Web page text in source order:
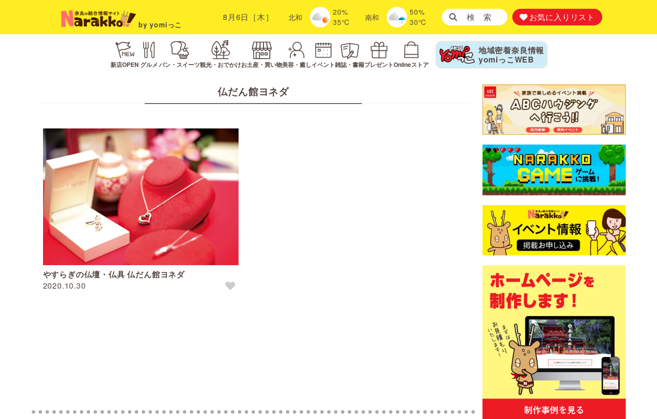
by yomiっこ
8月6日［木］ 北和
20%
35℃
南和
50%
30℃
検 索 お気に入りリスト
新店OPEN グルメ パン・スイーツ観光・おでかけお土産・買い物美容・癒しイベント雑誌・書籍プレゼントOnlineストア
地域密着奈良情報
yomiっこ WEB
仏だん館ヨネダ
2020.10.30
やすらぎの仏壇・仏具 仏だん館ヨネダ